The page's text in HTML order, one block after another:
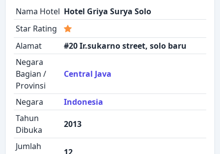
Nama Hotel Hotel Griya Surya Solo
Star Rating
Alamat
#20 Ir.sukarno street, solo baru
Negara
Bagian /
Provinsi
Central Java
Negara
Indonesia
Tahun
Dibuka
2013
Jumlah